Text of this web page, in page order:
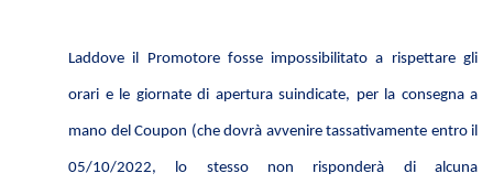
Laddove il Promotore fosse impossibilitato a rispettare gli
orari e le giornate di apertura suindicate, per la consegna a
mano del Coupon (che dovrà avvenire tassativamente entro il
05/10/2022, lo stesso non risponderà di alcuna